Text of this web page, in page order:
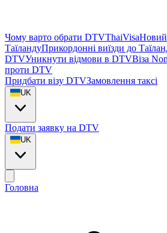
Чому варто обрати DTVThaiVisa
ТаїландуПрикордонні виїзди до
DTVУникнути відмови в DTVВіза
проти DTV
Придбати візу DTVЗамовлення таксі
UK
Подати заявку на DTV
UK
Головна